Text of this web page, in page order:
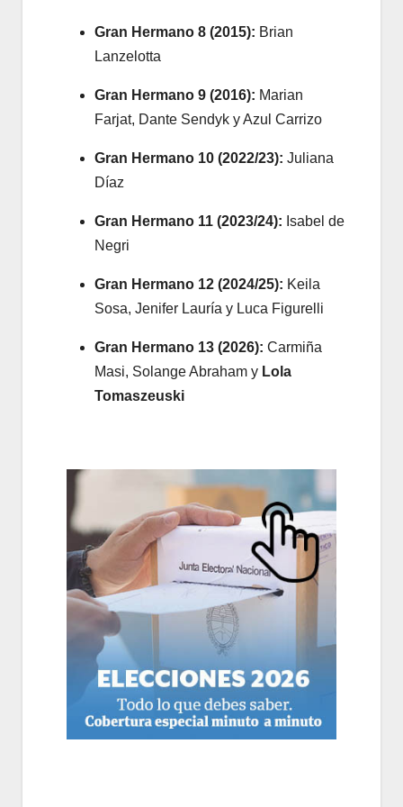
Gran Hermano 8 (2015): Brian
Lanzelotta
Gran Hermano 9 (2016): Marian
Farjat, Dante Sendyk y Azul Carrizo
Gran Hermano 10 (2022/23): Juliana
Díaz
Gran Hermano 11 (2023/24): Isabel de
Negri
Gran Hermano 12 (2024/25): Keila
Sosa, Jenifer Lauría y Luca Figurelli
Gran Hermano 13 (2026): Carmiña
Masi, Solange Abraham y Lola
Tomaszeuski